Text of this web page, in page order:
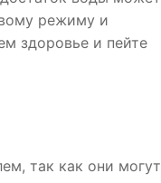
режиму и
здоровье и пейте
так как они могут